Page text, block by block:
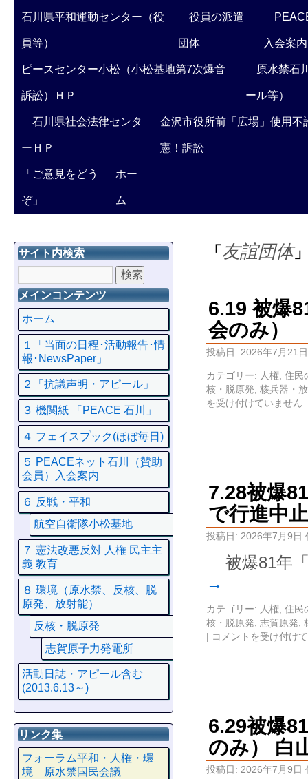
石川県平和運動センター（役
員等）
役員の派遣
団体 入会案内
ピースセンター小松（小松基地第7次爆音
訴訟）ＨＰ
原水禁石
ール等）
石川県社会法律センタ
ーＨＰ
金沢市役所前「広場」使用不
憲！訴訟
「ご意見をどう
ぞ」
ホー
ム
「友誼団体
6.19 被爆
会のみ）
投稿日: 2026年7月21日
カテゴリー: 人権 住民
核・脱原発 核兵器・
を受け付けていません
7.28被爆
で行進中
投稿日: 2026年7月9日
被爆81年
→
カテゴリー: 人権 住民
核・脱原発 志賀原発
| コメントを受け付け
6.29被爆
のみ） 白
投稿日: 2026年7月9日
サイト内検索
メインコンテンツ
ホーム
１「当面の日程･活動報告･情
報･NewsPaper」
２「抗議声明・アピール」
３ 機関紙 「PEACE 石川」
４ フェイスプック(ほぼ毎日)
５ PEACEネット石川（賛助
会員）入会案内
６ 反戦・平和
航空自衛隊小松基地
７ 憲法改悪反対 人権 民主主
義 教育
８ 環境（原水禁、反核、脱
原発、放射能）
反核・脱原発
志賀原子力発電所
活動日誌・アピール含む
(2013.6.13～)
リンク集
フォーラム平和・人権・環
境 原水禁国民会議